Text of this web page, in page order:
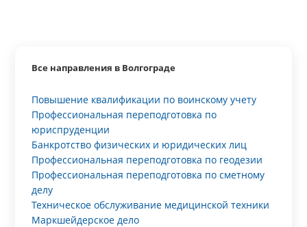
Все направления в Волгограде
Повышение квалификации по воинскому учету
Профессиональная переподготовка по
юриспруденции
Банкротство физических и юридических лиц
Профессиональная переподготовка по геодезии
Профессиональная переподготовка по сметному
делу
Техническое обслуживание медицинской техники
Маркшейдерское дело